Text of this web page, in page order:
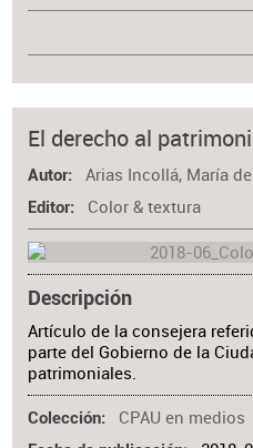
El derecho al
Autor Arias Incollá, María
Editor Color & textura
Descripción
Artículo de la consejera
parte del Gobierno de la
patrimoniales.
Colección CPAU en medios